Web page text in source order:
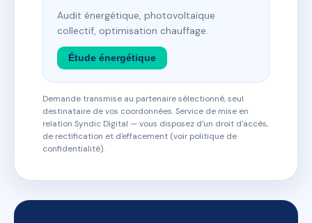
Audit énergétique, photovoltaïque
collectif, optimisation chauffage.
Étude énergétique
Demande transmise au partenaire sélectionné, seul
destinataire de vos coordonnées. Service de mise en
relation Syndic Digital — vous disposez d'un droit d'accès,
de rectification et d'effacement (voir politique de
confidentialité).